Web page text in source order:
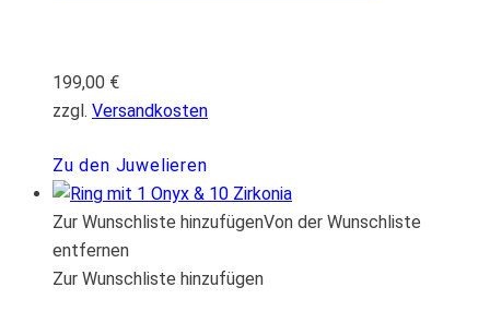
199,00 €
zzgl. Versandkosten
Zu den Juwelieren
Zur Wunschliste hinzufügenVon der Wunschliste
entfernen
Zur Wunschliste hinzufügen